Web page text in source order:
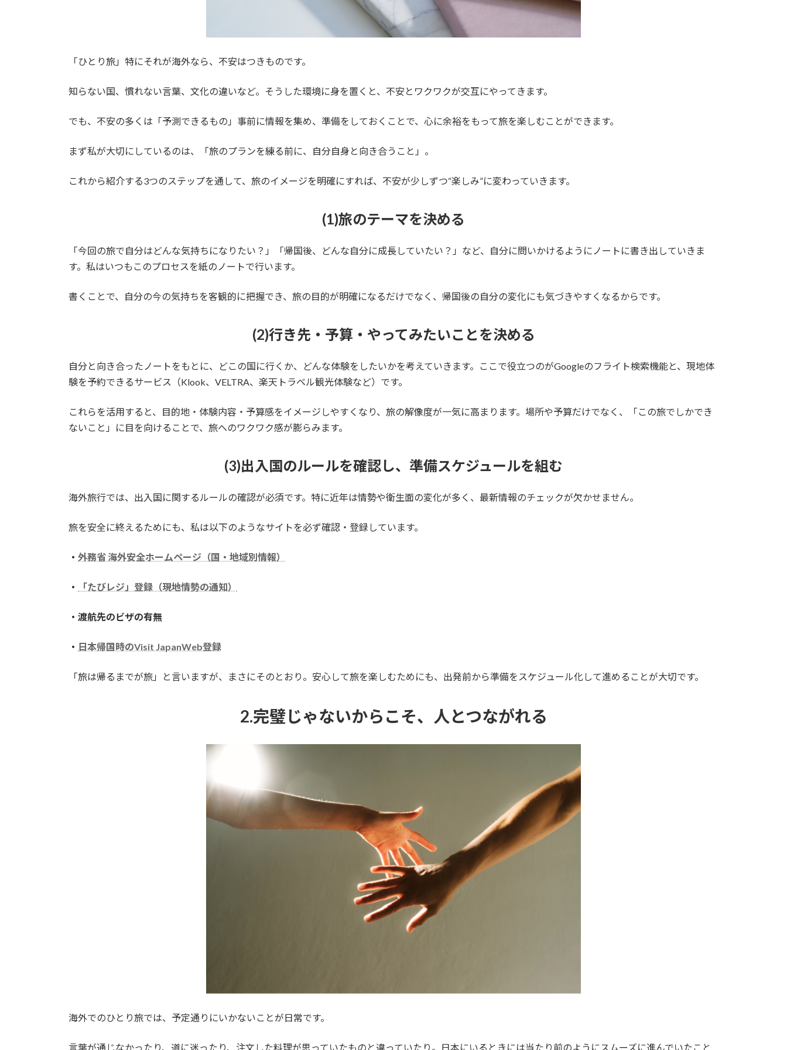
「ひとり旅」特にそれが海外なら、不安はつきものです。
知らない国、慣れない言葉、文化の違いなど。そうした環境に身を置くと、不安とワクワクが交互にやってきます。
でも、不安の多くは「予測できるもの」事前に情報を集め、準備をしておくことで、心に余裕をもって旅を楽しむことができます。
まず私が大切にしているのは、「旅のプランを練る前に、自分自身と向き合うこと」。
これから紹介する3つのステップを通して、旅のイメージを明確にすれば、不安が少しずつ“楽しみ”に変わっていきます。
(1)旅のテーマを決める
「今回の旅で自分はどんな気持ちになりたい？」「帰国後、どんな自分に成長していたい？」など、自分に問いかけるようにノートに書き出していきま
す。私はいつもこのプロセスを紙のノートで行います。
書くことで、自分の今の気持ちを客観的に把握でき、旅の目的が明確になるだけでなく、帰国後の自分の変化にも気づきやすくなるからです。
(2)行き先・予算・やってみたいことを決める
自分と向き合ったノートをもとに、どこの国に行くか、どんな体験をしたいかを考えていきます。ここで役立つのがGoogleのフライト検索機能と、現地体
験を予約できるサービス（Klook、VELTRA、楽天トラベル観光体験など）です。
これらを活用すると、目的地・体験内容・予算感をイメージしやすくなり、旅の解像度が一気に高まります。場所や予算だけでなく、「この旅でしかでき
ないこと」に目を向けることで、旅へのワクワク感が膨らみます。
(3)出入国のルールを確認し、準備スケジュールを組む
海外旅行では、出入国に関するルールの確認が必須です。特に近年は情勢や衛生面の変化が多く、最新情報のチェックが欠かせません。
旅を安全に終えるためにも、私は以下のようなサイトを必ず確認・登録しています。
・ 外務省 海外安全ホームページ（国・地域別情報）
・ 「たびレジ」登録（現地情勢の通知）
・渡航先のビザの有無
・ 日本帰国時のVisit JapanWeb登録
「旅は帰るまでが旅」と言いますが、まさにそのとおり。安心して旅を楽しむためにも、出発前から準備をスケジュール化して進めることが大切です。
2.完璧じゃないからこそ、人とつながれる
海外でのひとり旅では、予定通りにいかないことが日常です。
言葉が通じなかったり、道に迷ったり、注文した料理が思っていたものと違っていたり。日本にいるときには当たり前のようにスムーズに進んでいたこと